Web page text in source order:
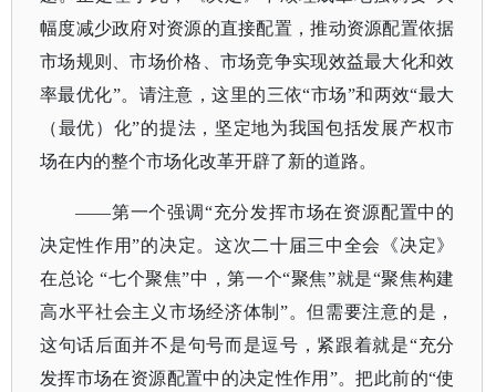
幅度减少政府对资源的直接配置，推动资源配置依据
市场规则、市场价格、市场竞争实现效益最大化和效
率最优化”。请注意，这里的三依“市场”和两效“最大
（最优）化”的提法，坚定地为我国包括发展产权市
场在内的整个市场化改革开辟了新的道路。
——第一个强调“充分发挥市场在资源配置中的
决定性作用”的决定。这次二十届三中全会《决定》
在总论 “七个聚焦”中，第一个“聚焦”就是“聚焦构建
高水平社会主义市场经济体制”。但需要注意的是，
这句话后面并不是句号而是逗号，紧跟着就是“充分
发挥市场在资源配置中的决定性作用”。把此前的“使